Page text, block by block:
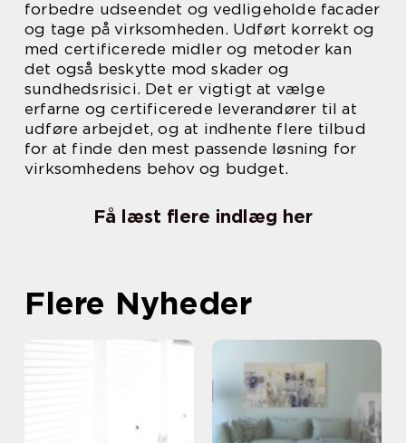
forbedre udseendet og vedligeholde facader
og tage på virksomheden. Udført korrekt og
med certificerede midler og metoder kan
det også beskytte mod skader og
sundhedsrisici. Det er vigtigt at vælge
erfarne og certificerede leverandører til at
udføre arbejdet, og at indhente flere tilbud
for at finde den mest passende løsning for
virksomhedens behov og budget.
Få læst flere indlæg her
Flere Nyheder